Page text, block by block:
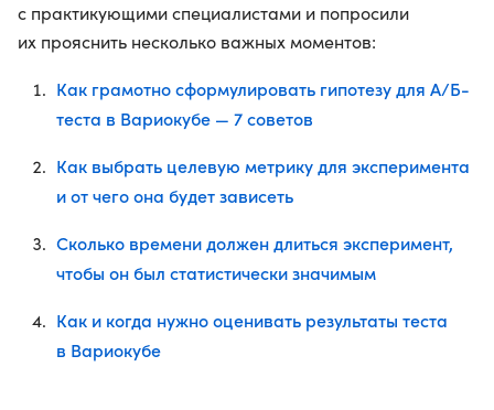
с практикующими специалистами и попросили
их прояснить несколько важных моментов:
Как грамотно сформулировать гипотезу для А/Б-
теста в Вариокубе — 7 советов
Как выбрать целевую метрику для эксперимента
и от чего она будет зависеть
Сколько времени должен длиться эксперимент,
чтобы он был статистически значимым
Как и когда нужно оценивать результаты теста
в Вариокубе